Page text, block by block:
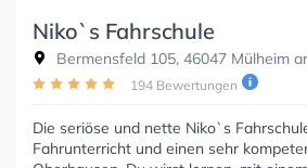
Niko`s Fahrschule
Bermensfeld 105, 46047 Mülheim
194 Bewertungen
Die seriöse und nette Niko`s
Fahrunterricht und einen sehr